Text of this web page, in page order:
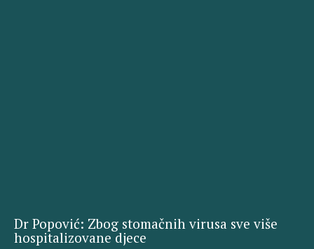
Dr Popović: Zbog stomačnih virusa sve više
hospitalizovane djece